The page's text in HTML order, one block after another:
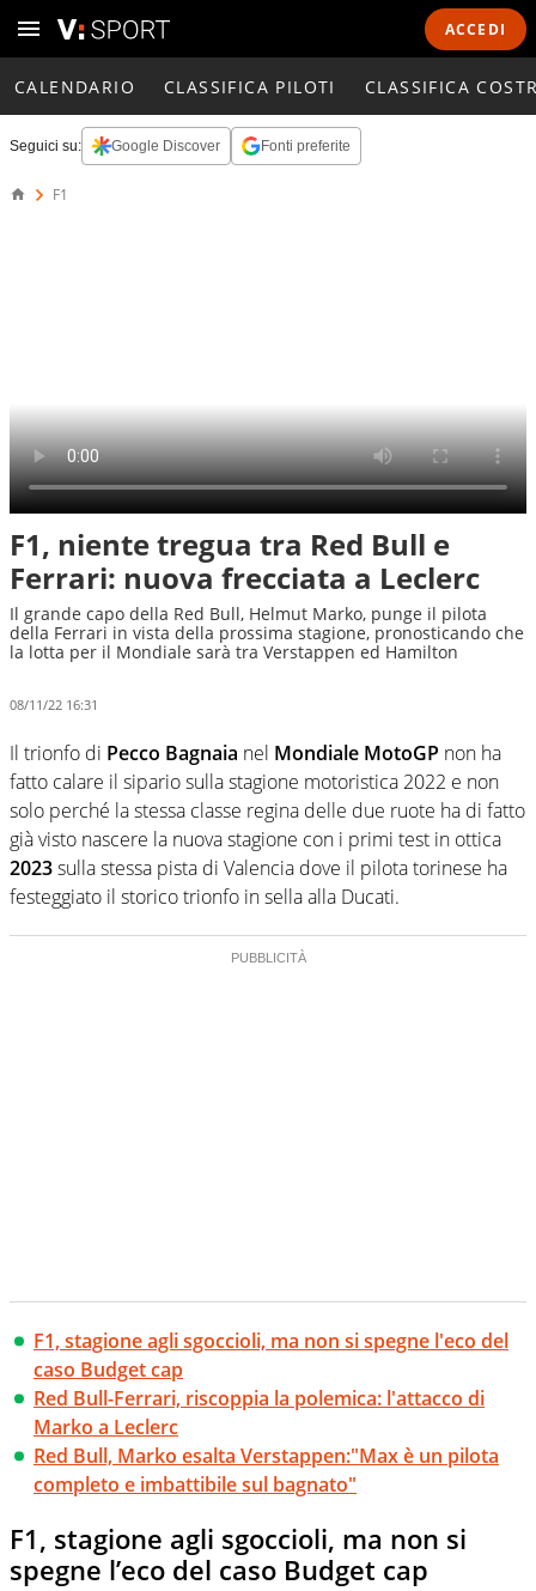
ACCEDI
CALENDARIO CLASSIFICA PILOTI CLASSIFICA
Seguici su: Google Discover Fonti preferite
F1
F1, niente tregua tra Red Bull e
Ferrari: nuova frecciata a Leclerc
Il grande capo della Red Bull, Helmut Marko, punge il pilota
della Ferrari in vista della prossima stagione, pronosticando che
la lotta per il Mondiale sarà tra Verstappen ed Hamilton
08/11/22 16:31
Il trionfo di Pecco Bagnaia nel Mondiale MotoGP non ha
fatto calare il sipario sulla stagione motoristica 2022 e non
solo perché la stessa classe regina delle due ruote ha di fatto
già visto nascere la nuova stagione con i primi test in ottica
2023sulla stessa pista di Valencia dove il pilota torinese ha
festeggiato il storico trionfo in sella alla Ducati.
F1, stagione agli sgoccioli, ma non si spegne l'eco del
caso Budget cap
Red Bull-Ferrari, riscoppia la polemica: l'attacco di
Marko a Leclerc
Red Bull, Marko esalta Verstappen:"Max è un pilota
completo e imbattibile sul bagnato"
F1, stagione agli sgoccioli, ma non si
spegne l’eco del caso Budget cap